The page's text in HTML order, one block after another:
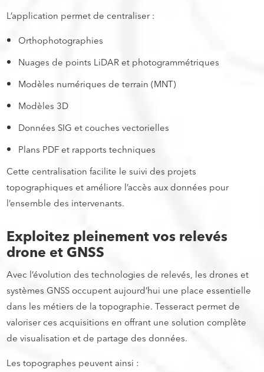
L’application permet de centraliser :
Orthophotographies
Nuages de points LiDAR et photogrammétriques
Modèles numériques de terrain (MNT)
Modèles 3D
Données SIG et couches vectorielles
Plans PDF et rapports techniques
Cette centralisation facilite le suivi des projets
topographiques et améliore l’accès aux données pour
l’ensemble des intervenants.
Exploitez pleinement vos relevés
drone et GNSS
Avec l’évolution des technologies de relevés, les drones et
systèmes GNSS occupent aujourd’hui une place essentielle
dans les métiers de la topographie. Tesseract permet de
valoriser ces acquisitions en offrant une solution complète
de visualisation et de partage des données.
Les topographes peuvent ainsi :